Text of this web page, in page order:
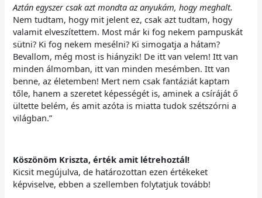
Aztán egyszer csak azt mondta az anyukám, hogy meghalt.
Nem tudtam, hogy mit jelent ez, csak azt tudtam, hogy
valamit elveszítettem. Most már ki fog nekem pampuskát
sütni? Ki fog nekem mesélni? Ki simogatja a hátam?
Bevallom, még most is hiányzik! De itt van velem! Itt van
minden álmomban, itt van minden mesémben. Itt van
benne, az életemben! Mert nem csak fantáziát kaptam
tőle, hanem a szeretet képességét is, aminek a csíráját ő
ültette belém, és amit azóta is miatta tudok szétszórni a
világban.”
Köszönöm Kriszta, érték amit létrehoztál!
Kicsit megújulva, de határozottan ezen értékeket
képviselve, ebben a szellemben folytatjuk tovább!